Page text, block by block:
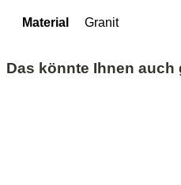
Material Granit
Das könnte Ihnen